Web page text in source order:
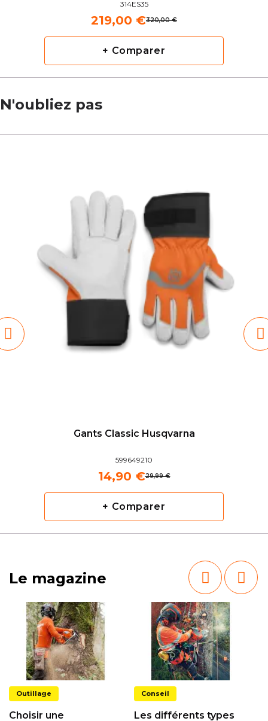
314ES35
320,00 €
219,00 €
+ Comparer
N'oubliez pas
Gants Classic Husqvarna
599649210
29,99 €
14,90 €
+ Comparer
Le magazine
Outillage
Choisir une
Conseil
Les différents types